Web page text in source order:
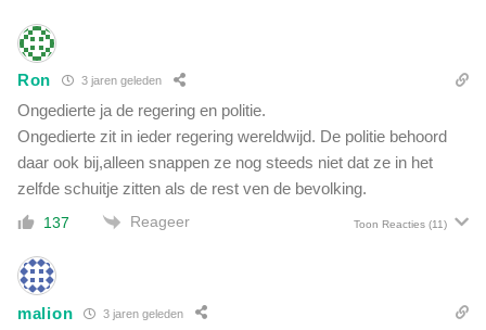
a
g
s
e
s
t
e
f
e
Ron 3 jaren geleden
Ongedierte ja de regering en politie.
Ongedierte zit in ieder regering wereldwijd. De politie behoord
daar ook bij,alleen snappen ze nog steeds niet dat ze in het
zelfde schuitje zitten als de rest ven de bevolking.
137 Reageer Toon Reacties (11)
malion 3 jaren geleden